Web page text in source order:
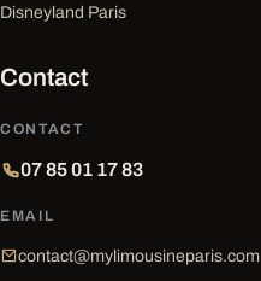
Disneyland Paris
Contact
CONTACT
07 85 01 17 83
EMAIL
contact@mylimousineparis.com